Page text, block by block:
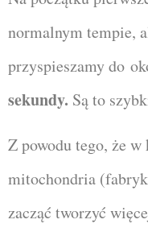
normalnym tempie,
przyspieszamy do
sekundy. Są to
Z powodu tego, że
mitochondria
zacząć tworzyć